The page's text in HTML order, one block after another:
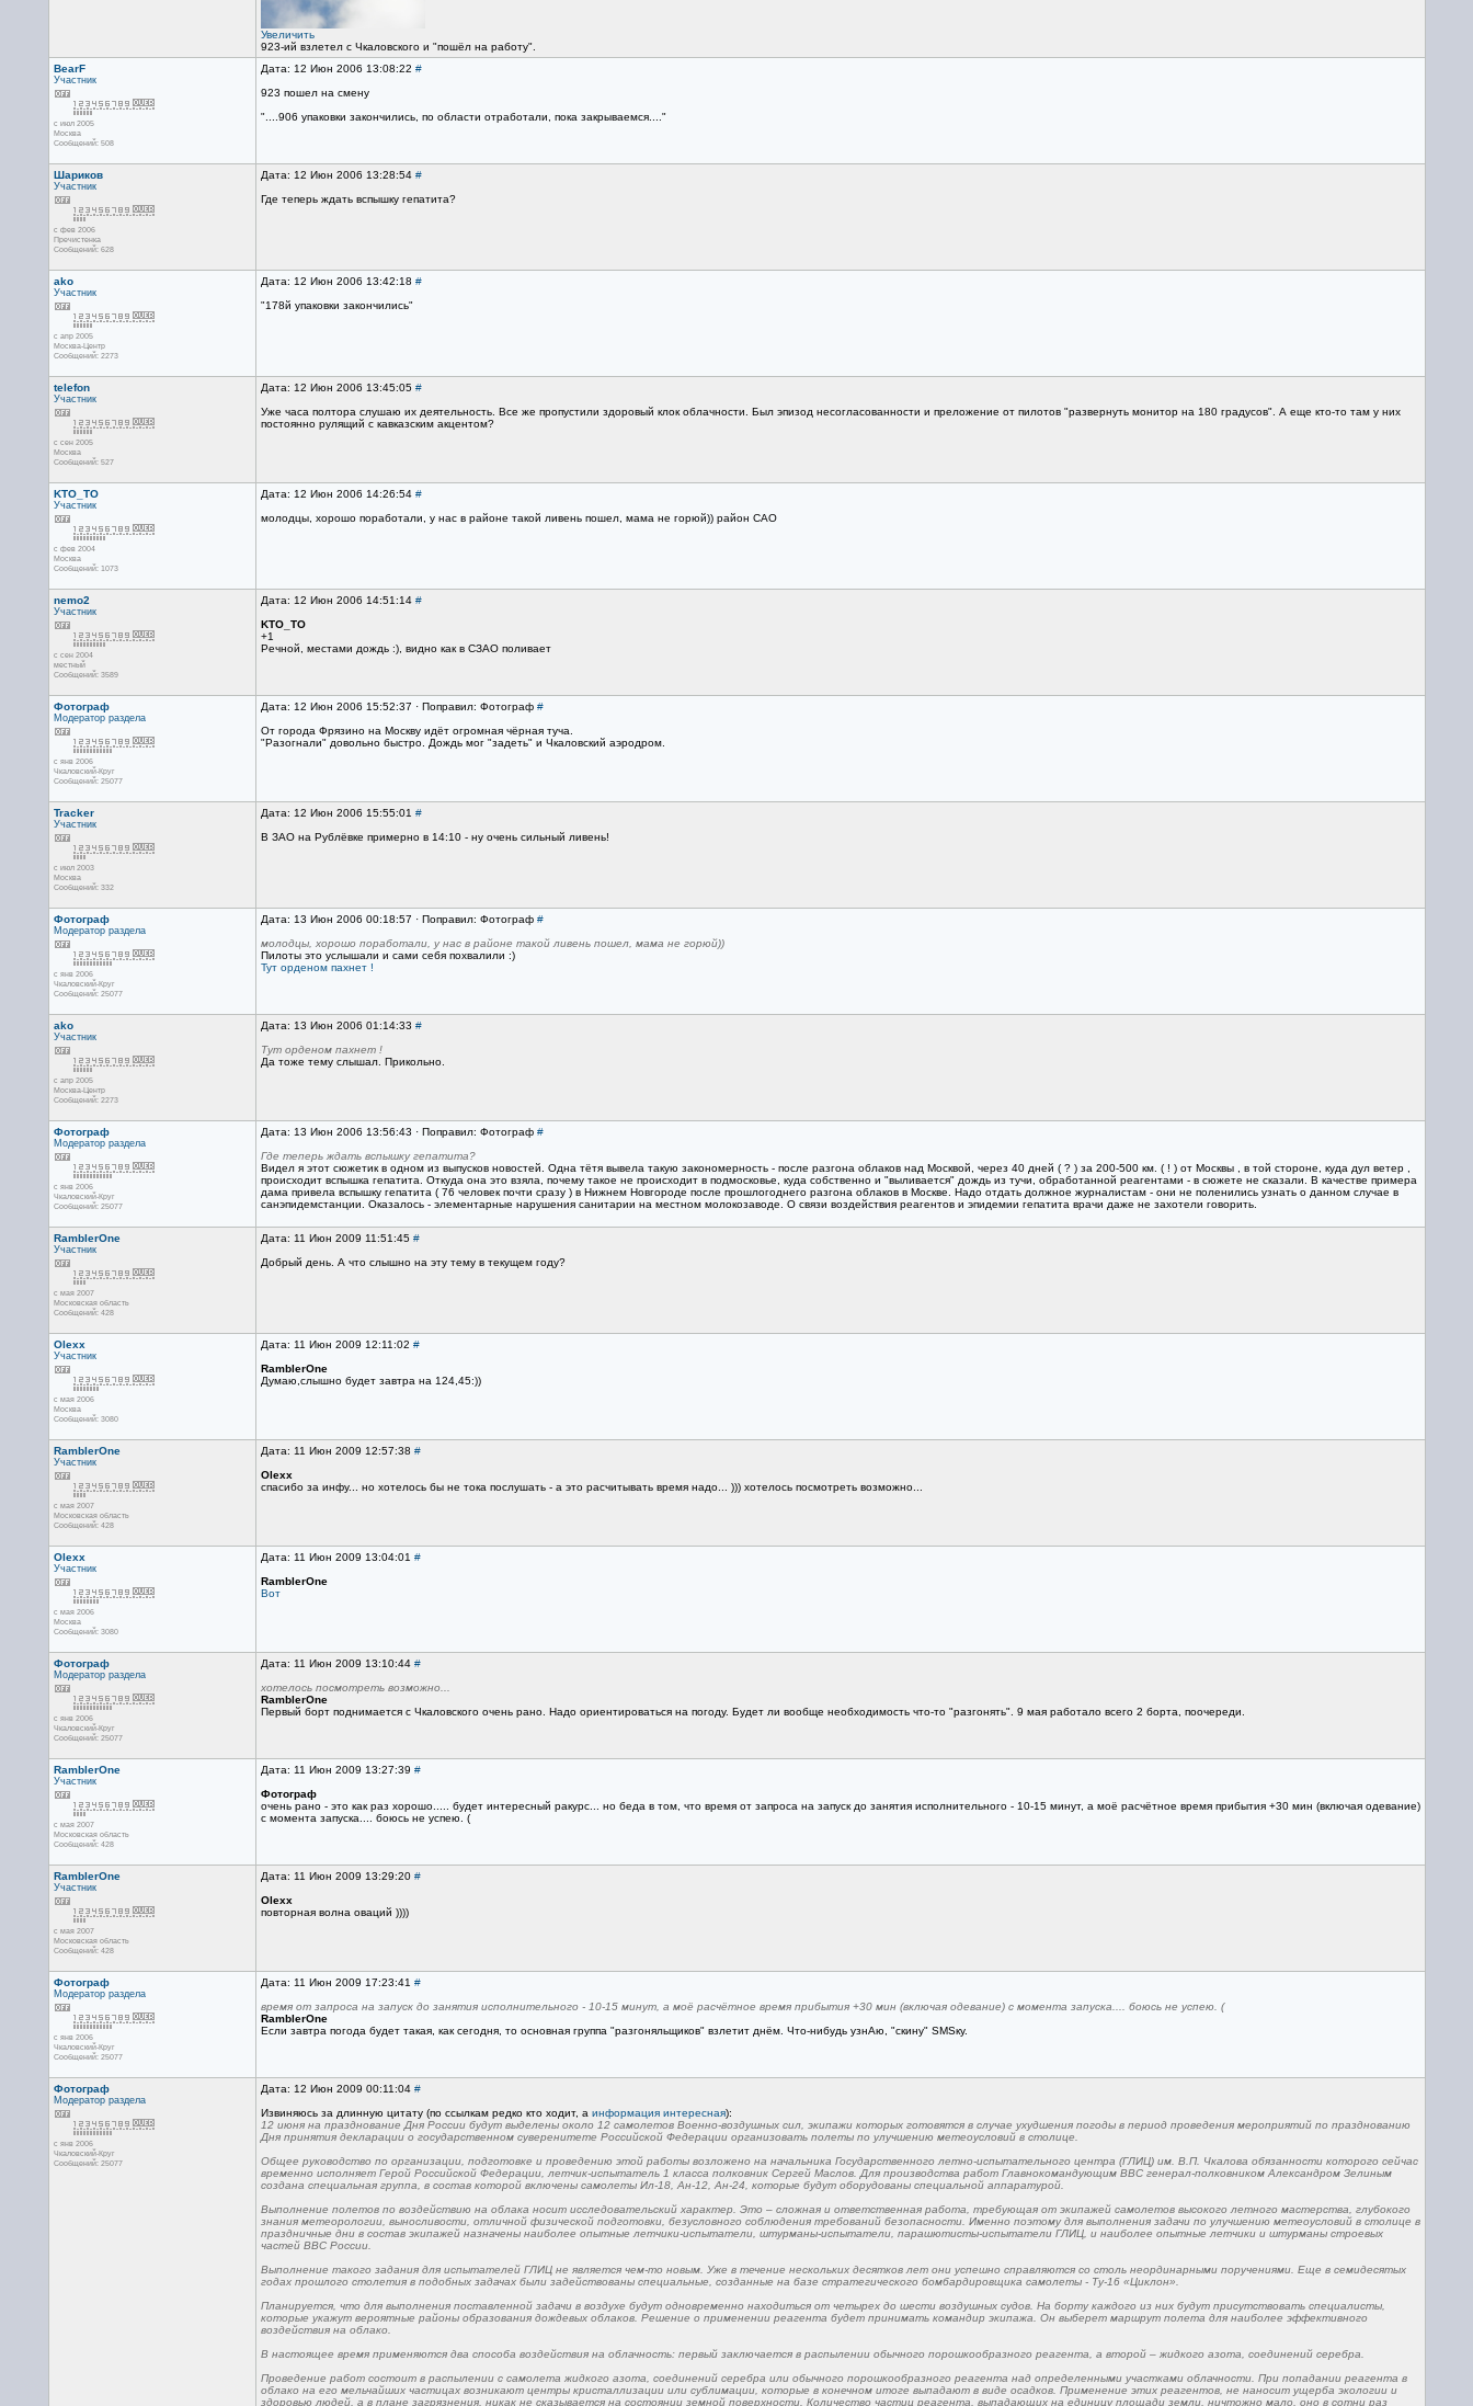
Увеличить
923-ий взлетел с Чкаловского и "пошёл на работу".
BearF
Участник
с июл 2005
Москва
Сообщений: 508
Дата: 12 Июн 2006 13:08:22 #
923 пошел на смену
"....906 упаковки закончились, по области отработали, пока закрываемся...."
Шариков
Участник
с фев 2006
Пречистенка
Сообщений: 628
Дата: 12 Июн 2006 13:28:54 #
Где теперь ждать вспышку гепатита?
ako
Участник
с апр 2005
Москва-Центр
Сообщений: 2273
Дата: 12 Июн 2006 13:42:18 #
"178й упаковки закончились"
telefon
Участник
с сен 2005
Москва
Сообщений: 527
Дата: 12 Июн 2006 13:45:05 #
Уже часа полтора слушаю их деятельность. Все же пропустили здоровый клок облачности. Был эпизод несогласованности и преложение от пилотов "развернуть монитор на 180 градусов". А еще кто-то там у них
постоянно рулящий с кавказским акцентом?
KTO_TO
Участник
с фев 2004
Москва
Сообщений: 1073
Дата: 12 Июн 2006 14:26:54 #
молодцы, хорошо поработали, у нас в районе такой ливень пошел, мама не горюй)) район САО
nemo2
Участник
с сен 2004
местный
Сообщений: 3589
Дата: 12 Июн 2006 14:51:14 #
KTO_TO
+1
Речной, местами дождь :), видно как в СЗАО поливает
Фотограф
Модератор раздела
с янв 2006
Чкаловский-Круг
Сообщений: 25077
Дата: 12 Июн 2006 15:52:37 · Поправил: Фотограф #
От города Фрязино на Москву идёт огромная чёрная туча.
"Разогнали" довольно быстро. Дождь мог "задеть" и Чкаловский аэродром.
Tracker
Участник
с июл 2003
Москва
Сообщений: 332
Дата: 12 Июн 2006 15:55:01 #
В ЗАО на Рублёвке примерно в 14:10 - ну очень сильный ливень!
Фотограф
Модератор раздела
с янв 2006
Чкаловский-Круг
Сообщений: 25077
Дата: 13 Июн 2006 00:18:57 · Поправил: Фотограф #
молодцы, хорошо поработали, у нас в районе такой ливень пошел, мама не горюй))
Пилоты это услышали и сами себя похвалили :)
Тут орденом пахнет !
ako
Участник
с апр 2005
Москва-Центр
Сообщений: 2273
Дата: 13 Июн 2006 01:14:33 #
Тут орденом пахнет !
Да тоже тему слышал. Прикольно.
Фотограф
Модератор раздела
с янв 2006
Чкаловский-Круг
Сообщений: 25077
Дата: 13 Июн 2006 13:56:43 · Поправил: Фотограф #
Где теперь ждать вспышку гепатита?
Видел я этот сюжетик в одном из выпусков новостей. Одна тётя вывела такую закономерность - после разгона облаков над Москвой, через 40 дней ( ? ) за 200-500 км. ( ! ) от Москвы , в той стороне, куда дул ветер ,
происходит вспышка гепатита. Откуда она это взяла, почему такое не происходит в подмосковье, куда собственно и "выливается" дождь из тучи, обработанной реагентами - в сюжете не сказали. В качестве примера
дама привела вспышку гепатита ( 76 человек почти сразу ) в Нижнем Новгороде после прошлогоднего разгона облаков в Москве. Надо отдать должное журналистам - они не поленились узнать о данном случае в
санэпидемстанции. Оказалось - элементарные нарушения санитарии на местном молокозаводе. О связи воздействия реагентов и эпидемии гепатита врачи даже не захотели говорить.
RamblerOne
Участник
с мая 2007
Московская область
Сообщений: 428
Дата: 11 Июн 2009 11:51:45 #
Добрый день. А что слышно на эту тему в текущем году?
Olexx
Участник
с мая 2006
Москва
Сообщений: 3080
Дата: 11 Июн 2009 12:11:02 #
RamblerOne
Думаю,слышно будет завтра на 124,45:))
RamblerOne
Участник
с мая 2007
Московская область
Сообщений: 428
Дата: 11 Июн 2009 12:57:38 #
Olexx
спасибо за инфу... но хотелось бы не тока послушать - а это расчитывать время надо... ))) хотелось посмотреть возможно...
Olexx
Участник
с мая 2006
Москва
Сообщений: 3080
Дата: 11 Июн 2009 13:04:01 #
RamblerOne
Вот
Фотограф
Модератор раздела
с янв 2006
Чкаловский-Круг
Сообщений: 25077
Дата: 11 Июн 2009 13:10:44 #
хотелось посмотреть возможно...
RamblerOne
Первый борт поднимается с Чкаловского очень рано. Надо ориентироваться на погоду. Будет ли вообще необходимость что-то "разгонять". 9 мая работало всего 2 борта, поочереди.
RamblerOne
Участник
с мая 2007
Московская область
Сообщений: 428
Дата: 11 Июн 2009 13:27:39 #
Фотограф
очень рано - это как раз хорошо..... будет интересный ракурс... но беда в том, что время от запроса на запуск до занятия исполнительного - 10-15 минут, а моё расчётное время прибытия +30 мин (включая одевание)
с момента запуска.... боюсь не успею. (
RamblerOne
Участник
с мая 2007
Московская область
Сообщений: 428
Дата: 11 Июн 2009 13:29:20 #
Olexx
повторная волна оваций ))))
Фотограф
Модератор раздела
с янв 2006
Чкаловский-Круг
Сообщений: 25077
Дата: 11 Июн 2009 17:23:41 #
время от запроса на запуск до занятия исполнительного - 10-15 минут, а моё расчётное время прибытия +30 мин (включая одевание) с момента запуска.... боюсь не успею. (
RamblerOne
Если завтра погода будет такая, как сегодня, то основная группа "разгоняльщиков" взлетит днём. Что-нибудь узнАю, "скину" SMSку.
Фотограф
Модератор раздела
с янв 2006
Чкаловский-Круг
Сообщений: 25077
Дата: 12 Июн 2009 00:11:04 #
Извиняюсь за длинную цитату (по ссылкам редко кто ходит, а информация интересная):
12 июня на празднование Дня России будут выделены около 12 самолетов Военно-воздушных сил, экипажи которых готовятся в случае ухудшения погоды в период проведения мероприятий по празднованию
Дня принятия декларации о государственном суверенитете Российской Федерации организовать полеты по улучшению метеоусловий в столице.
Общее руководство по организации, подготовке и проведению этой работы возложено на начальника Государственного летно-испытательного центра (ГЛИЦ) им. В.П. Чкалова обязанности которого сейчас
временно исполняет Герой Российской Федерации, летчик-испытатель 1 класса полковник Сергей Маслов. Для производства работ Главнокомандующим ВВС генерал-полковником Александром Зелиным
создана специальная группа, в состав которой включены самолеты Ил-18, Ан-12, Ан-24, которые будут оборудованы специальной аппаратурой.
Выполнение полетов по воздействию на облака носит исследовательский характер. Это – сложная и ответственная работа, требующая от экипажей самолетов высокого летного мастерства, глубокого
знания метеорологии, выносливости, отличной физической подготовки, безусловного соблюдения требований безопасности. Именно поэтому для выполнения задачи по улучшению метеоусловий в столице в
праздничные дни в состав экипажей назначены наиболее опытные летчики-испытатели, штурманы-испытатели, парашютисты-испытатели ГЛИЦ, и наиболее опытные летчики и штурманы строевых
частей ВВС России.
Выполнение такого задания для испытателей ГЛИЦ не является чем-то новым. Уже в течение нескольких десятков лет они успешно справляются со столь неординарными поручениями. Еще в семидесятых
годах прошлого столетия в подобных задачах были задействованы специальные, созданные на базе стратегического бомбардировщика самолеты - Ту-16 «Циклон».
Планируется, что для выполнения поставленной задачи в воздухе будут одновременно находиться от четырех до шести воздушных судов. На борту каждого из них будут присутствовать специалисты,
которые укажут вероятные районы образования дождевых облаков. Решение о применении реагента будет принимать командир экипажа. Он выберет маршрут полета для наиболее эффективного
воздействия на облако.
В настоящее время применяются два способа воздействия на облачность: первый заключается в распылении обычного порошкообразного реагента, а второй – жидкого азота, соединений серебра.
Проведение работ состоит в распылении с самолета жидкого азота, соединений серебра или обычного порошкообразного реагента над определенными участками облачности. При попадании реагента в
облако на его мельчайших частицах возникают центры кристаллизации или сублимации, которые в конечном итоге выпадают в виде осадков. Применение этих реагентов, не наносит ущерба экологии и
здоровью людей, а в плане загрязнения, никак не сказывается на состоянии земной поверхности. Количество частиц реагента, выпадающих на единицу площади земли, ничтожно мало, оно в сотни раз